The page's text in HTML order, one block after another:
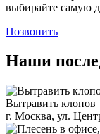
выбирайте самую
Позвонить
Наши
Вытравить клопов
г. Москва, ул.